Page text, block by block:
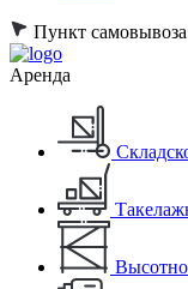
Пункт
Аренда